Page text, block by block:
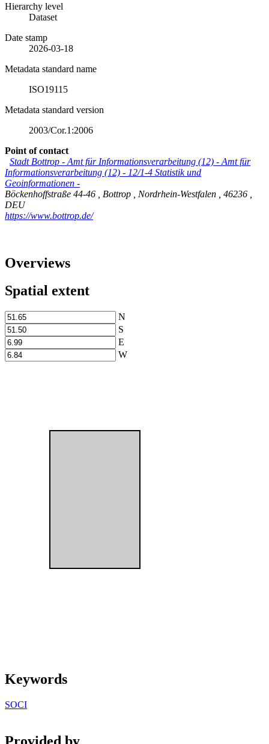
Hierarchy level
Dataset
Date stamp
2026-03-18
Metadata standard name
ISO19115
Metadata standard version
2003/Cor.1:2006
Point of contact
Stadt Bottrop - Amt für Informationsverarbeitung (12) - Amt für
Informationsverarbeitung (12) - 12/1-4 Statistik und
Geoinformationen -
Böckenhoffstraße 44-46
Bottrop Nordrhein-Westfalen 46236
DEU
https://www.bottrop.de/
Overviews
Spatial extent
N
S
E
W
Keywords
SOCI